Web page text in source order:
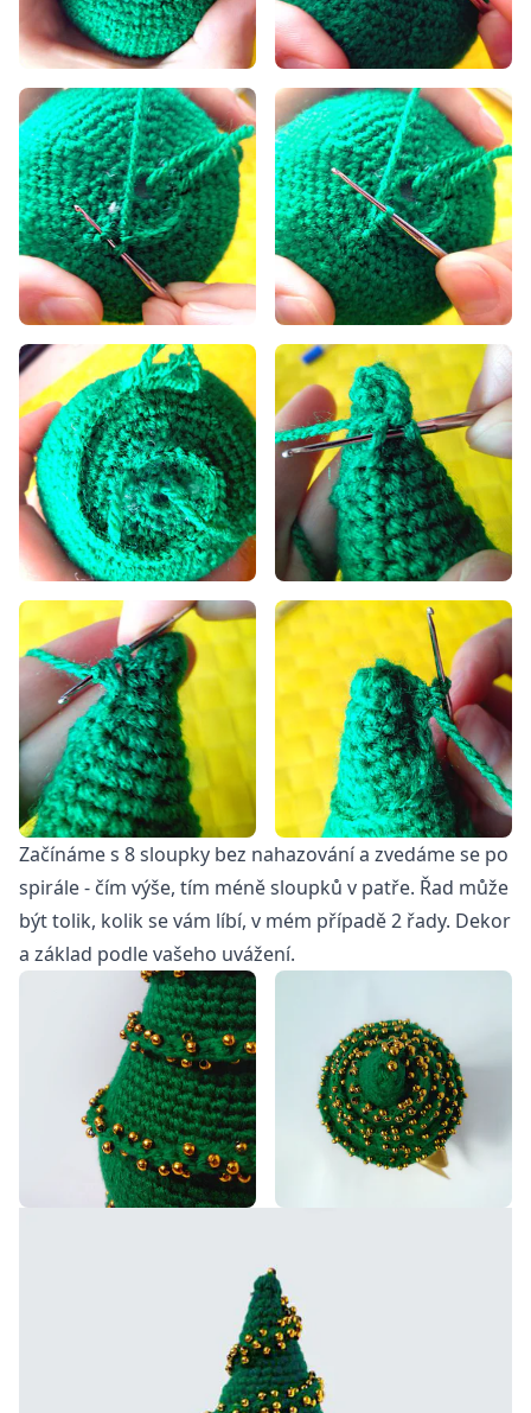
Začínáme s 8 sloupky bez nahazování a zvedáme se po
spirále - čím výše, tím méně sloupků v patře. Řad může
být tolik, kolik se vám líbí, v mém případě 2 řady. Dekor
a základ podle vašeho uvážení.